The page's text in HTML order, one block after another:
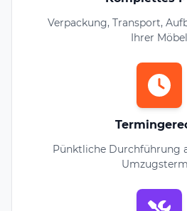
Verpackung, Transport,
Ihrer Möbel
Pünktliche Durchführung